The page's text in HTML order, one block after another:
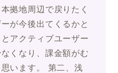
拠地周辺で戻りたく
が今後出てくるかと
アクティブユーザー
くなり、課金額がむ
います。 第二、浅